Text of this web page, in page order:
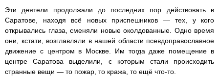
Эти деятели продолжали до последних пор действовать в
Саратове, находя всё новых приспешников — тех, у кого
открывались глаза, сменяли новые околдованные. Одно время
они, кстати, возглавляли в нашей области псевдоправославное
движение с центром в Москве. Им тогда даже помещение в
центре Саратова выделили, с которым стали происходить
странные вещи — то пожар, то кража, то ещё что-то.